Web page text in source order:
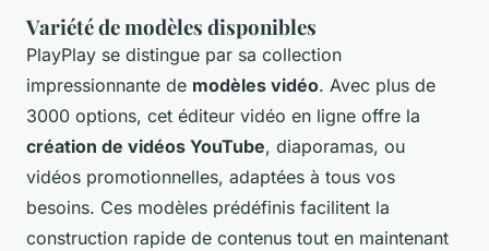
Variété de modèles disponibles
PlayPlay se distingue par sa collection
impressionnante de modèles vidéo. Avec plus de
3000 options, cet éditeur vidéo en ligne offre la
création de vidéos YouTube, diaporamas, ou
vidéos promotionnelles, adaptées à tous vos
besoins. Ces modèles prédéfinis facilitent la
construction rapide de contenus tout en maintenant